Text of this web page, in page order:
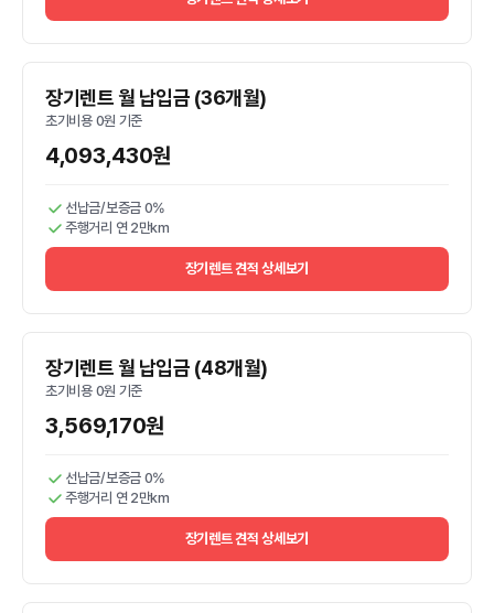
장기렌트 월 납입금 (36개월)
초기비용 0원 기준
4,093,430원
선납금/보증금 0%
주행거리 연 2만km
장기렌트 견적 상세보기
장기렌트 월 납입금 (48개월)
초기비용 0원 기준
3,569,170원
선납금/보증금 0%
주행거리 연 2만km
장기렌트 견적 상세보기